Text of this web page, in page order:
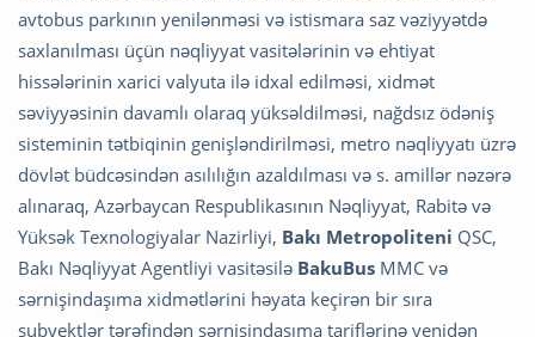
avtobus parkının yenilənməsi və istismara saz vəziyyətdə
saxlanılması üçün nəqliyyat vasitələrinin və ehtiyat
hissələrinin xarici valyuta ilə idxal edilməsi, xidmət
səviyyəsinin davamlı olaraq yüksəldilməsi, nağdsız ödəniş
sisteminin tətbiqinin genişləndirilməsi, metro nəqliyyatı üzrə
dövlət büdcəsindən asılılığın azaldılması və s. amillər nəzərə
alınaraq, Azərbaycan Respublikasının Nəqliyyat, Rabitə və
Yüksək Texnologiyalar Nazirliyi, Bakı Metropoliteni QSC,
Bakı Nəqliyyat Agentliyi vasitəsilə BakuBus MMC və
sərnişindaşıma xidmətlərini həyata keçirən bir sıra
subyektlər tərəfindən sərnişindaşıma tariflərinə yenidən